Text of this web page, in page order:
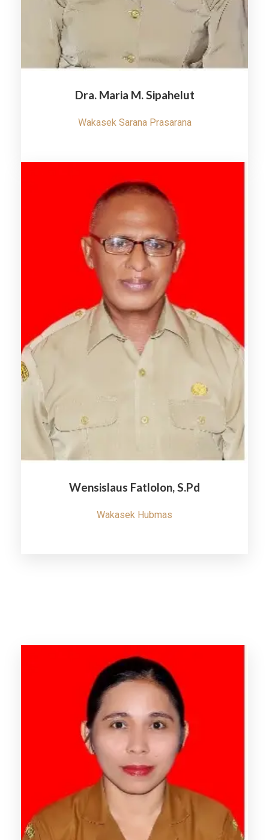
Dra. Maria M. Sipahelut
Wakasek Sarana Prasarana
Wensislaus Fatlolon, S.Pd
Wakasek Hubmas